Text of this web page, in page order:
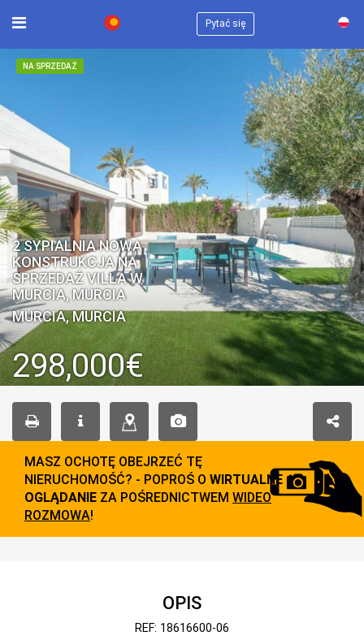
Pytać się
NA SPRZEDAŻ
2 SYPIALNIA NOWA
KONSTRUKCJA NA
SPRZEDAŻ VILLA W
MURCIA, MURCIA
MURCIA, MURCIA
298,000€
MASZ OCHOTĘ OBEJRZEĆ TĘ
NIERUCHOMOŚĆ? - POPROŚ O WIRTUALNE
OGLĄDANIE ZA POŚREDNICTWEM WIDEO
ROZMOWA!
OPIS
REF: 18616600-06